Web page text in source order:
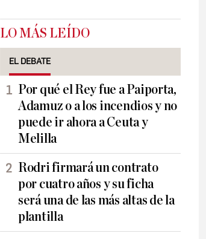
LO MÁS LEÍDO
EL DEBATE
Por qué el Rey fue a Paiporta,
Adamuz o a los incendios y no
puede ir ahora a Ceuta y
Melilla
Rodri firmará un contrato
por cuatro años y su ficha
será una de las más altas de la
plantilla